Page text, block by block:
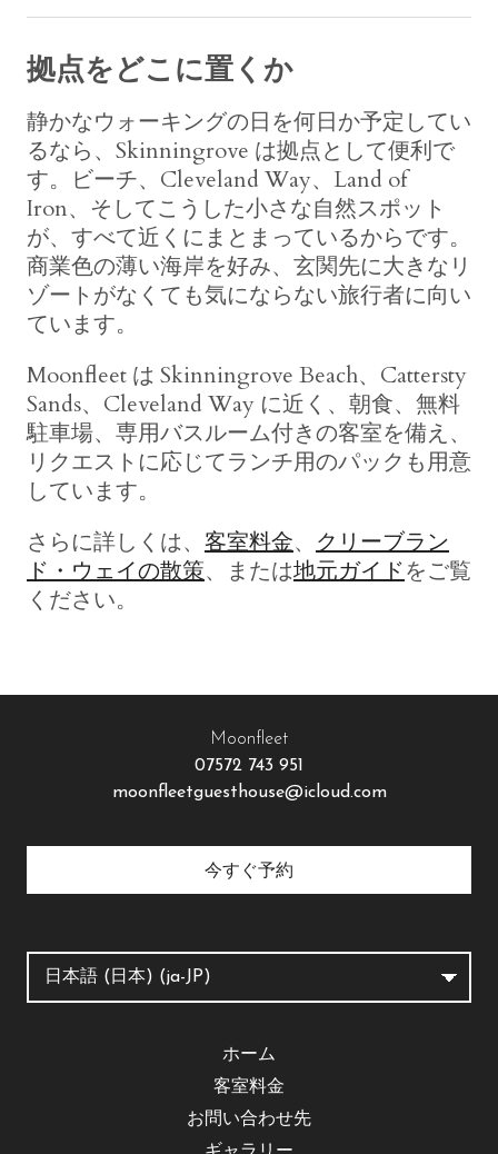
拠点をどこに置くか
静かなウォーキングの日を何日か予定してい
るなら、Skinningrove は拠点として便利で
す。ビーチ、Cleveland Way、Land of
Iron、そしてこうした小さな自然スポット
が、すべて近くにまとまっているからです。
商業色の薄い海岸を好み、玄関先に大きなリ
ゾートがなくても気にならない旅行者に向い
ています。
Moonfleet は Skinningrove Beach、Cattersty
Sands、Cleveland Way に近く、朝食、無料
駐車場、専用バスルーム付きの客室を備え、
リクエストに応じてランチ用のパックも用意
しています。
さらに詳しくは、 客室料金、 クリーブラン
ド・ウェイの散策、または地元ガイドをご覧
ください。
ホーム
客室料金
お問い合わせ先
Moonfleet
07572 743 951
moonfleetguesthouse@icloud.com
今すぐ予約